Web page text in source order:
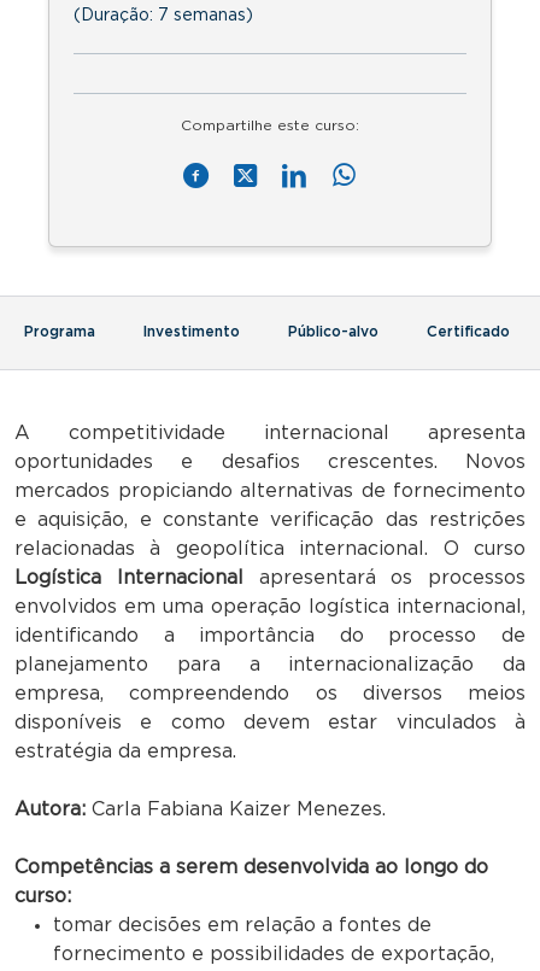
(Duração: 7 semanas)
Compartilhe este curso:
Programa Investimento Público-alvo Certificado
A competitividade internacional apresenta
oportunidades e desafios crescentes. Novos
mercados propiciando alternativas de fornecimento
e aquisição, e constante verificação das restrições
relacionadas à geopolítica internacional. O curso
Logística Internacional
apresentará os processos
envolvidos em uma operação logística internacional,
identificando a importância do processo de
planejamento para a internacionalização da
empresa, compreendendo os diversos meios
disponíveis e como devem estar vinculados à
estratégia da empresa.
Autora: Carla Fabiana Kaizer Menezes.
Competências a serem desenvolvida ao longo do
curso:
tomar decisões em relação a fontes de
fornecimento e possibilidades de exportação,